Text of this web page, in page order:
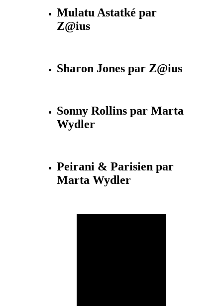
Mulatu Astatké par
Z@ius
Sharon Jones par Z@ius
Sonny Rollins par Marta
Wydler
Peirani & Parisien par
Marta Wydler